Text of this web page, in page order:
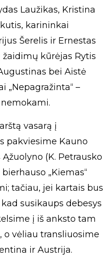
Laužikas, Kristina
karininkai
Šerelis ir Ernestas
kūrėjas Rytis
bei Aistė
„Nepagražinta“ –
vasarą į
pakviesime Kauno
(K. Petrausko
„Kiemas“
tačiau, jei kartais bus
susikaups debesys
į iš anksto tam
o vėliau transliuosime
ir Austrija.